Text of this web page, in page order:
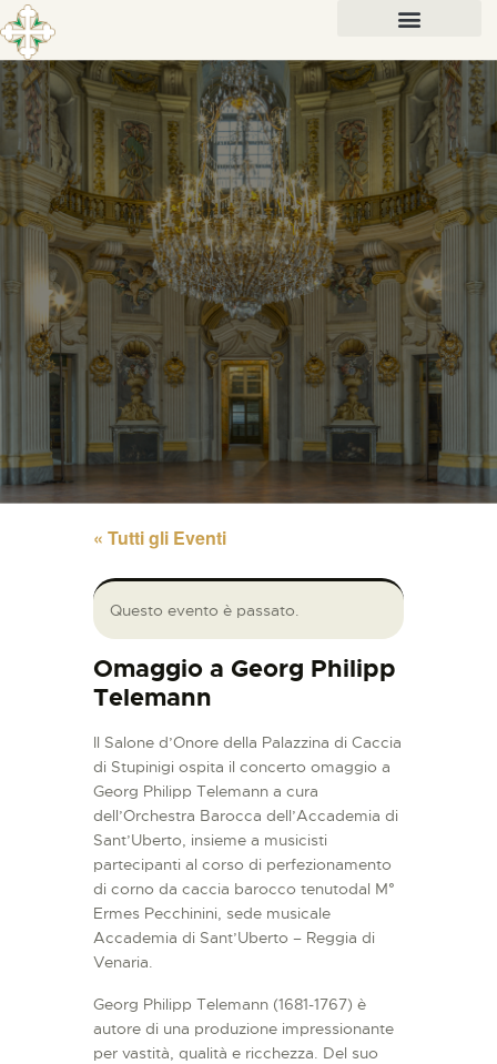
« Tutti gli Eventi
Questo evento è passato.
Omaggio a Georg Philipp
Telemann
Il Salone d’Onore della Palazzina di Caccia
di Stupinigi ospita il concerto omaggio a
Georg Philipp Telemann a cura
dell’Orchestra Barocca dell’Accademia di
Sant’Uberto, insieme a musicisti
partecipanti al corso di perfezionamento
di corno da caccia barocco tenutodal M°
Ermes Pecchinini, sede musicale
Accademia di Sant’Uberto – Reggia di
Venaria.
Georg Philipp Telemann (1681-1767) è
autore di una produzione impressionante
per vastità, qualità e ricchezza. Del suo